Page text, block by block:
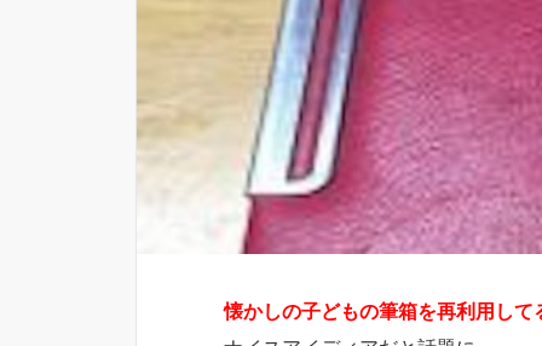
懐かしの子どもの筆箱を再利用して